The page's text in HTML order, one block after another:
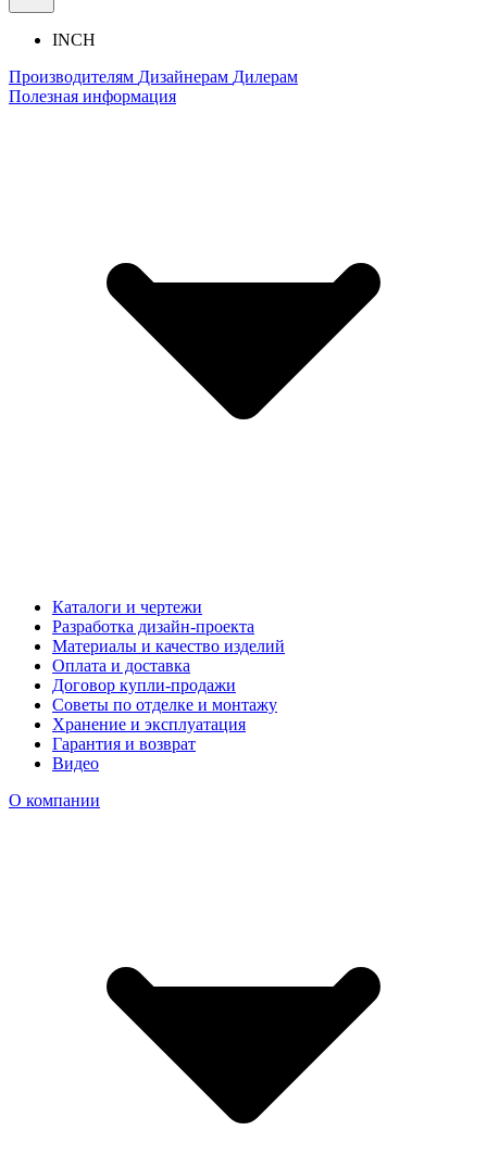
INCH
Производителям Дизайнерам Дилерам
Полезная информация
Каталоги и чертежи
Разработка дизайн-проекта
Материалы и качество изделий
Оплата и доставка
Договор купли-продажи
Советы по отделке и монтажу
Хранение и эксплуатация
Гарантия и возврат
Видео
О компании